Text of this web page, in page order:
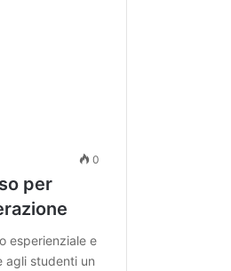
0
per
esperienziale e
agli studenti un